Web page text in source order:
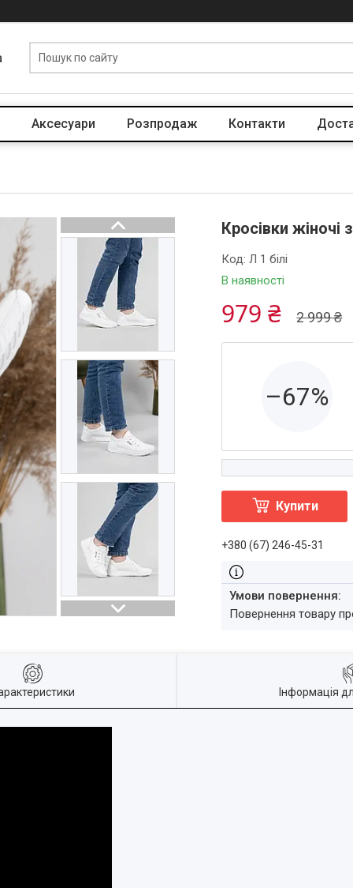
Аксесуари Розпродаж Контакти
Кросівки жіночі
В наявності
Код:Л 1 білі
2 999 ₴
979 ₴
–67%
Купити
+380 (67) 246-45-31
повернення товару
Інформація